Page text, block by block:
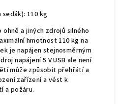
sedák): 110 kg
a jiných zdrojů silného
hmotnost 110 kg na
je napájen stejnosměrným
napájení 5 V USB ale není
může způsobit přehřátí a
zařízení a vést k
a požáru.